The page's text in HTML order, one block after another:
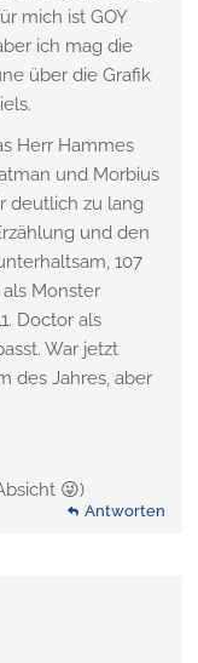
mich ist GOY
ich mag die
über die Grafik
Herr Hammes
und Morbius
deutlich zu lang
und den
107
Monster
Doctor als
War jetzt
des Jahres, aber
😜)
Antworten